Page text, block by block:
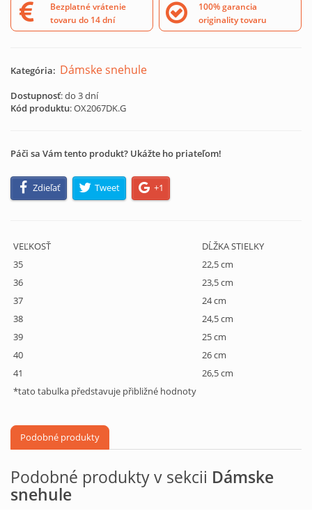
Bezplatné vrátenie
tovaru do 14 dní
100% garancia
originality tovaru
Kategória: Dámske snehule
Dostupnosť: do 3 dní
Kód produktu:OX2067DK.G
Páči sa Vám tento produkt? Ukážte ho priateľom!
Zdieľať Tweet +1
VEĽKOSŤ
DĹŽKA STIELKY
35
22,5 cm
36
23,5 cm
37
24 cm
38
24,5 cm
39
25 cm
40
26 cm
41
26,5 cm
*tato tabulka představuje přibližné hodnoty
Podobné produkty
Podobné produkty v sekcii Dámske
snehule